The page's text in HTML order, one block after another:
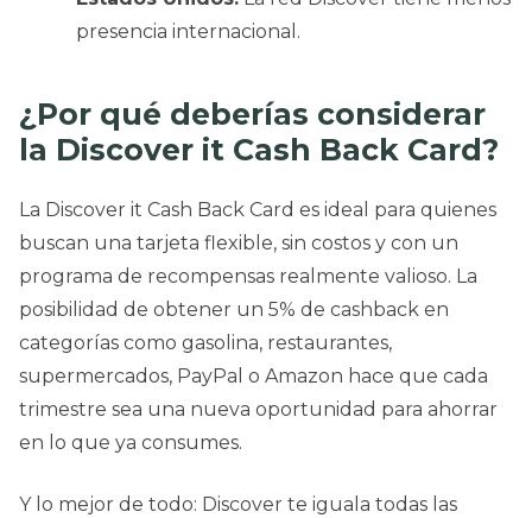
presencia internacional.
¿Por qué deberías considerar
la Discover it Cash Back Card?
La Discover it Cash Back Card es ideal para quienes
buscan una tarjeta flexible, sin costos y con un
programa de recompensas realmente valioso. La
posibilidad de obtener un 5% de cashback en
categorías como gasolina, restaurantes,
supermercados, PayPal o Amazon hace que cada
trimestre sea una nueva oportunidad para ahorrar
en lo que ya consumes.
Y lo mejor de todo: Discover te iguala todas las